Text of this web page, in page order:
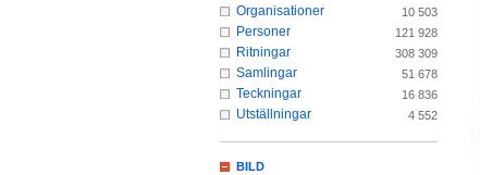
Organisationer 10 503
Personer 121 928
Ritningar 308 309
Samlingar 51 678
Teckningar 16 836
Utställningar 4 552
BILD